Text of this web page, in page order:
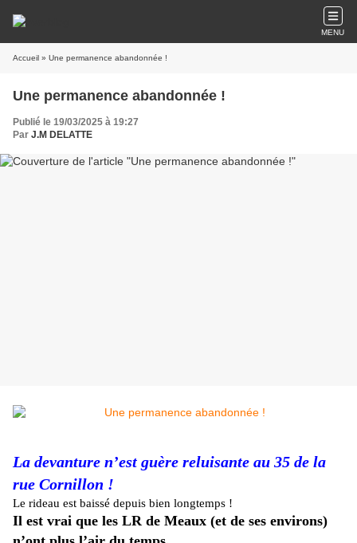
MENU
Accueil » Une permanence abandonnée !
Une permanence abandonnée !
Publié le 19/03/2025 à 19:27
Par J.M DELATTE
La devanture n’est guère reluisante au 35 de la
rue Cornillon !
Le rideau est baissé depuis bien longtemps !
Il est vrai que les LR de Meaux (et de ses environs)